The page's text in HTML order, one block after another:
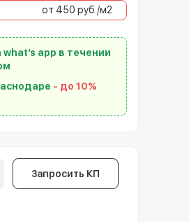
от 450 руб./м2
app в течении
- до 10%
Запросить КП